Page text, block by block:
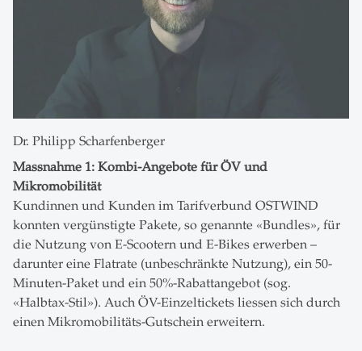
Dr. Philipp Scharfenberger
Massnahme 1: Kombi-Angebote für ÖV und
Mikromobilität
Kundinnen und Kunden im Tarifverbund OSTWIND
konnten vergünstigte Pakete, so genannte «Bundles», für
die Nutzung von E-Scootern und E-Bikes erwerben –
darunter eine Flatrate (unbeschränkte Nutzung), ein 50-
Minuten-Paket und ein 50%-Rabattangebot (sog.
«Halbtax-Stil»). Auch ÖV-Einzeltickets liessen sich durch
einen Mikromobilitäts-Gutschein erweitern.